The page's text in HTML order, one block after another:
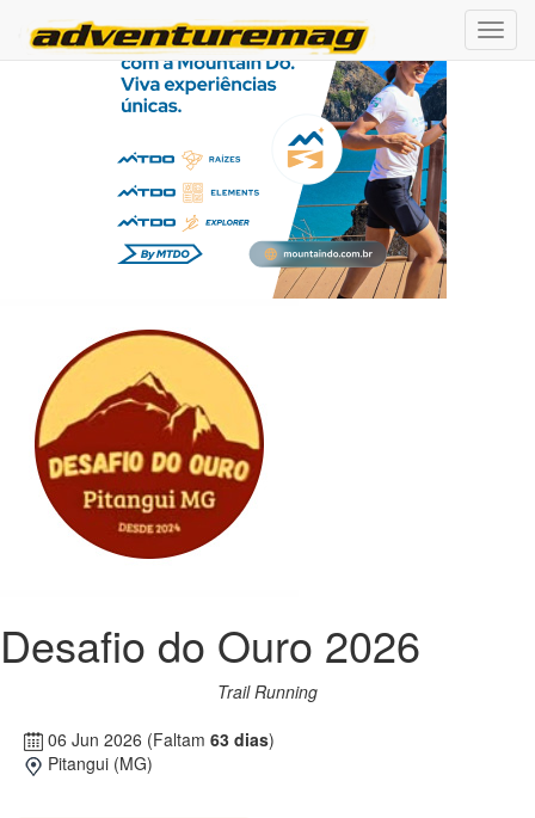
Desafio do Ouro 2026
Trail Running
06 Jun 2026 (Faltam 63 dias)
Pitangui (MG)